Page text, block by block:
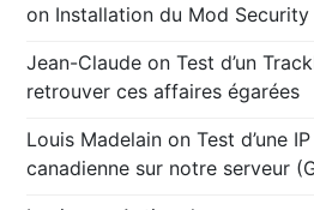
on Installation du Mod Security
Jean-Claude onTest d’un
retrouver ces affaires égarées
Louis Madelain onTest d’une
canadienne sur notre serveur